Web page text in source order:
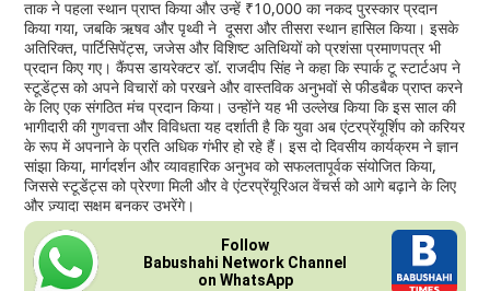
ताक ने पहला स्थान प्राप्त किया और उन्हें ₹10,000 का नकद पुरस्कार प्रदान
किया गया, जबकि ऋषव और पृथ्वी ने दूसरा और तीसरा स्थान हासिल किया। इसके
अतिरिक्त, पार्टिसिपेंट्स, जजेस और विशिष्ट अतिथियों को प्रशंसा प्रमाणपत्र भी
प्रदान किए गए। कैंपस डायरेक्टर डॉ. राजदीप सिंह ने कहा कि स्पार्क टू स्टार्टअप ने
स्टूडेंट्स को अपने विचारों को परखने और वास्तविक अनुभवों से फीडबैक प्राप्त करने
के लिए एक संगठित मंच प्रदान किया। उन्होंने यह भी उल्लेख किया कि इस साल की
भागीदारी की गुणवत्ता और विविधता यह दर्शाती है कि युवा अब एंटरप्रेंयूर्शिप को करियर
के रूप में अपनाने के प्रति अधिक गंभीर हो रहे हैं। इस दो दिवसीय कार्यक्रम ने ज्ञान
सांझा किया, मार्गदर्शन और व्यावहारिक अनुभव को सफलतापूर्वक संयोजित किया,
जिससे स्टूडेंट्स को प्रेरणा मिली और वे एंटरप्रेंयूरिअल वेंचर्स को आगे बढ़ाने के लिए
और ज़्यादा सक्षम बनकर उभरेंगे।
Follow
Babushahi Network Channel
on WhatsApp